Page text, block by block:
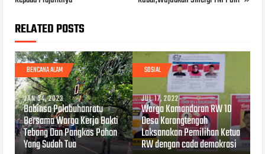
RELATED POSTS
BENCANA ALAM
JAN 04, 2023
Babinsa Palabuhanratu
Bersama Warga Kerja Bakti
Tebang Dan Pangkas Pohon
Yang Sudah Tua
SOSIAL
JUL 17, 2022
Warga Kamandoran RW 10
Desa Karangtengah
Laksanakan Pemilihan Ketua
RW dengan cada demokrasi